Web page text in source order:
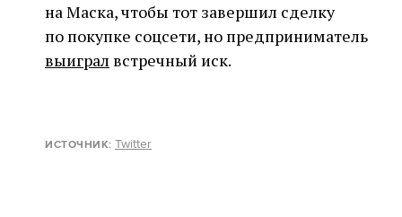
на Маска, чтобы тот завершил сделку
по покупке соцсети, но предприниматель
выиграл встречный иск.
ИСТОЧНИК: Twitter